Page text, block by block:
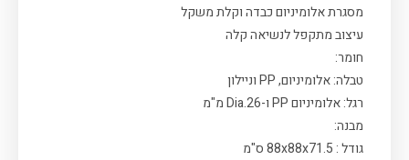
מסגרת אלומיניום כבדה וקלת משקל
עיצוב מתקפל לנשיאה קלה
חומר:
טבלה: אלומיניום, PP וניילון
רגל: אלומיניום PP ו-Dia.26 מ"מ
מבנה:
גודל : 88x88x71.5 ס"מ